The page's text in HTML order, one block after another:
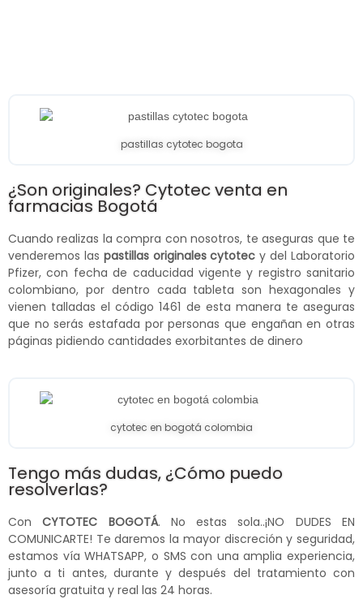
pastillas cytotec bogota
¿Son originales? Cytotec venta en
farmacias Bogotá
Cuando realizas la compra con nosotros, te aseguras que te
venderemos las pastillas originales cytotec y del Laboratorio
Pfizer, con fecha de caducidad vigente y registro sanitario
colombiano, por dentro cada tableta son hexagonales y
vienen talladas el código 1461 de esta manera te aseguras
que no serás estafada por personas que engañan en otras
páginas pidiendo cantidades exorbitantes de dinero
cytotec en bogotá colombia
Tengo más dudas, ¿Cómo puedo
resolverlas?
ConCYTOTEC BOGOTÁ. No estas sola..¡NO DUDES EN
COMUNICARTE! Te daremos la mayor discreción y seguridad,
estamos vía WHATSAPP, o SMS con una amplia experiencia,
junto a ti antes, durante y después del tratamiento con
asesoría gratuita y real las 24 horas.